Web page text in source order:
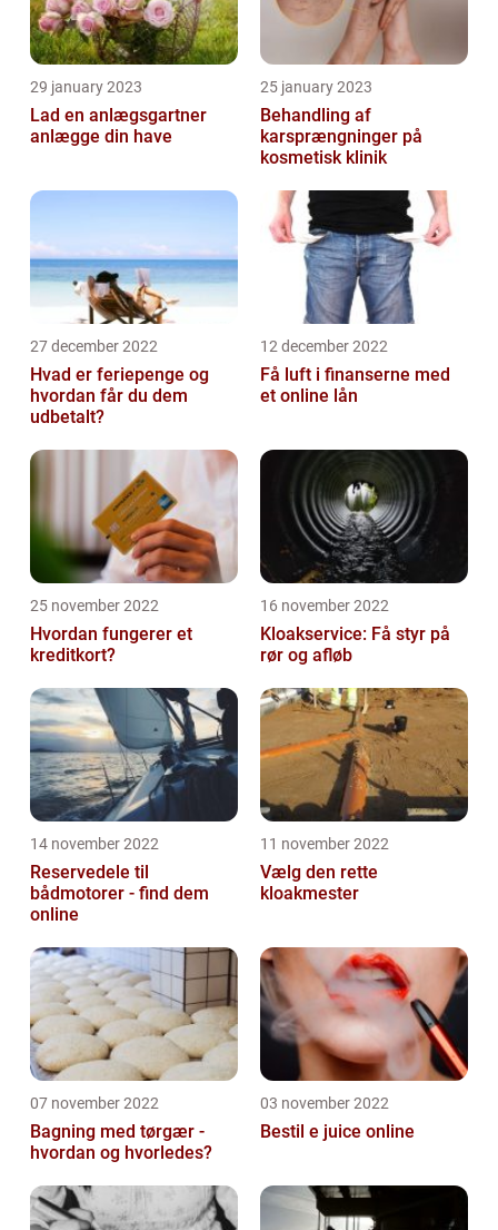
29 january 2023
Lad en anlægsgartner
anlægge din have
25 january 2023
Behandling af
karsprængninger på
kosmetisk klinik
27 december 2022
Hvad er feriepenge og
hvordan får du dem
udbetalt?
12 december 2022
Få luft i finanserne med
et online lån
25 november 2022
Hvordan fungerer et
kreditkort?
16 november 2022
Kloakservice: Få styr på
rør og afløb
14 november 2022
Reservedele til
bådmotorer - find dem
online
11 november 2022
Vælg den rette
kloakmester
07 november 2022
Bagning med tørgær -
hvordan og hvorledes?
03 november 2022
Bestil e juice online